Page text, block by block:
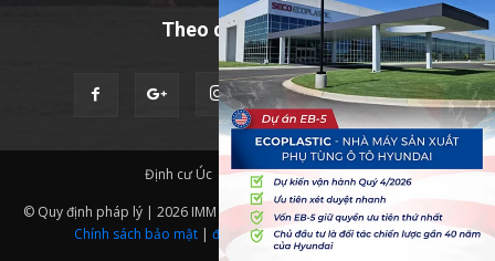
Theo dõi chúng tôi
Định cư Úc
Quốc Tịch Châu Âu
© Quy định pháp lý | 2026 IMM Group | Thiết kế website bởiIMM BDA.
Chính sách bảo mật | định cư mỹ,eb5 là gì,thẻ xanh mỹ